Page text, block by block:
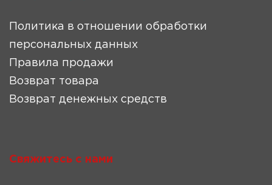
Политика в отношении обработки
персональных данных
Правила продажи
Возврат товара
Возврат денежных средств
Свяжитесь с нами